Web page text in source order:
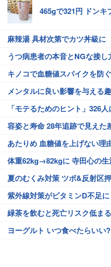
465gで321円 ドンキ
麻辣湯 具材次第でカツ丼級に
うつ病患者の本音とNGな接し
キノコで血糖値スパイクを防ぐ
メンタルに良い影響を与える
「モテるためのヒント」326人
容姿と寿命 28年追跡で見えた
あたりめ 血糖値を上げない理
体重62kg→82kgに 寺田心の生
夏のむくみ対策 ツボ&反射区
紫外線対策がビタミンD不足に
緑茶を飲むと死亡リスク低ま
ヨーグルト いつ食べたらいい?